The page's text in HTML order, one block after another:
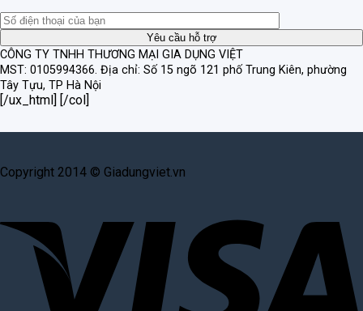
CÔNG TY TNHH THƯƠNG MẠI GIA DỤNG VIỆT
MST: 0105994366. Địa chỉ: Số 15 ngõ 121 phố Trung Kiên, phường
Tây Tựu, TP Hà Nội
[/ux_html] [/col]
Copyright 2014 © Giadungviet.vn